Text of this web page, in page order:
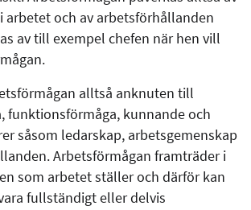
arbetet och av arbetsförhållanden
av till exempel chefen när hen vill
alltså anknuten till
funktionsförmåga, kunnande och
såsom ledarskap, arbetsgemenskap
Arbetsförmågan framträder i
som arbetet ställer och därför kan
fullständigt eller delvis